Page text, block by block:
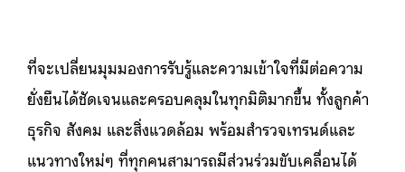
ที่จะเปลี่ยนมุมมองการรับรู้และความเข้าใจที่มีต่อความ
ยั่งยืนได้ชัดเจนและครอบคลุมในทุกมิติมากขึ้น ทั้งลูกค้า
ธุรกิจ สังคม และสิ่งแวดล้อม พร้อมสำรวจเทรนด์และ
แนวทางใหม่ๆ ที่ทุกคนสามารถมีส่วนร่วมขับเคลื่อนได้